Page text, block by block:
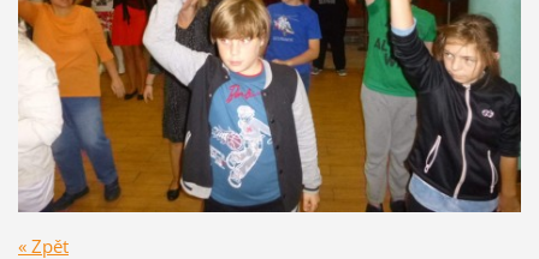
« Zpět